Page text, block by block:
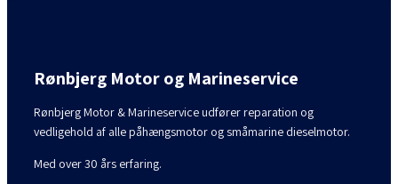
Rønbjerg Motor og Marineservice
Rønbjerg Motor & Marineservice udfører reparation og
vedligehold af alle påhængsmotor og småmarine dieselmotor.
Med over 30 års erfaring.